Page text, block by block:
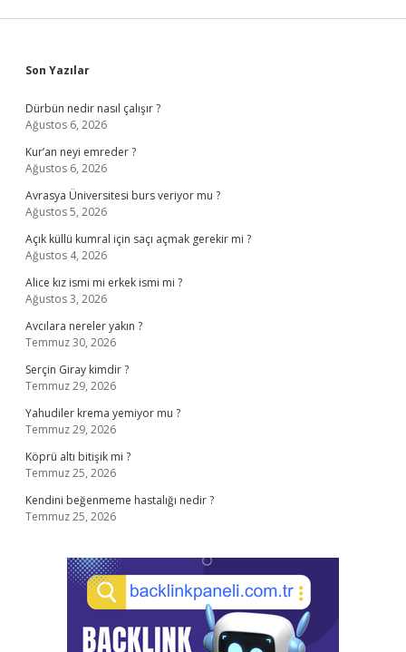
Sidebar
Son Yazılar
Dürbün nedir nasıl çalışır ?
Ağustos 6, 2026
Kur’an neyi emreder ?
Ağustos 6, 2026
Avrasya Üniversitesi burs veriyor mu ?
Ağustos 5, 2026
Açık küllü kumral için saçı açmak gerekir mi ?
Ağustos 4, 2026
Alice kız ismi mi erkek ismi mi ?
Ağustos 3, 2026
Avcılara nereler yakın ?
Temmuz 30, 2026
Serçin Giray kimdir ?
Temmuz 29, 2026
Yahudiler krema yemiyor mu ?
Temmuz 29, 2026
Köprü altı bitişik mi ?
Temmuz 25, 2026
Kendini beğenmeme hastalığı nedir ?
Temmuz 25, 2026